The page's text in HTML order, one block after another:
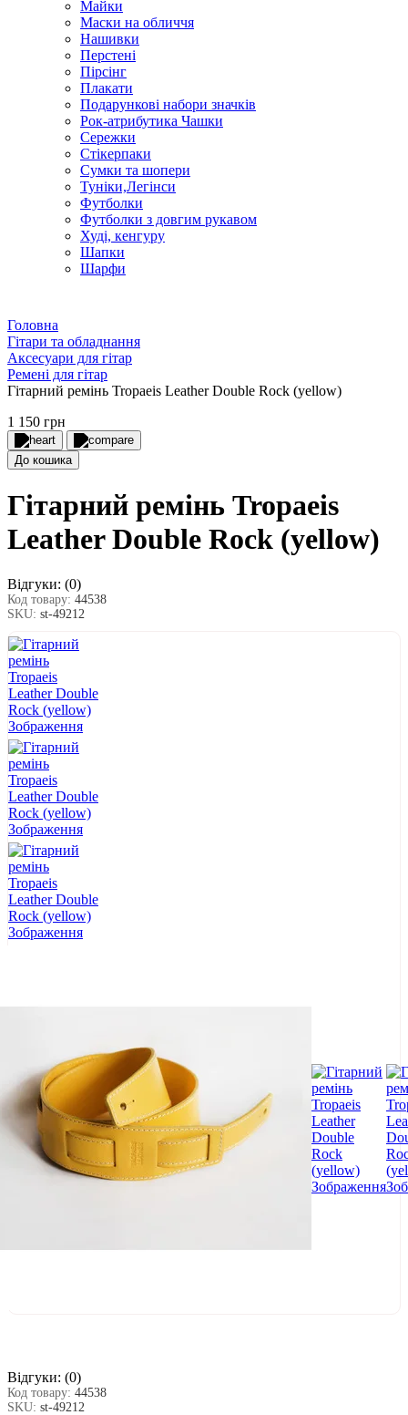
Майки
Маски на обличчя
Нашивки
Перстені
Пірсінг
Плакати
Подарункові набори значків
Рок-атрибутика Чашки
Сережки
Стікерпаки
Сумки та шопери
Туніки,Легінси
Футболки
Футболки з довгим рукавом
Худі, кенгуру
Шапки
Шарфи
Головна
Гітари та обладнання
Аксесуари для гітар
Ремені для гітар
Гітарний ремінь Tropaeis Leather Double Rock (yellow)
1 150 грн
До кошика
Гітарний ремінь Tropaeis
Leather Double Rock (yellow)
Відгуки: (0)
Код товару: 44538
SKU: st-49212
Відгуки: (0)
Код товару: 44538
SKU: st-49212